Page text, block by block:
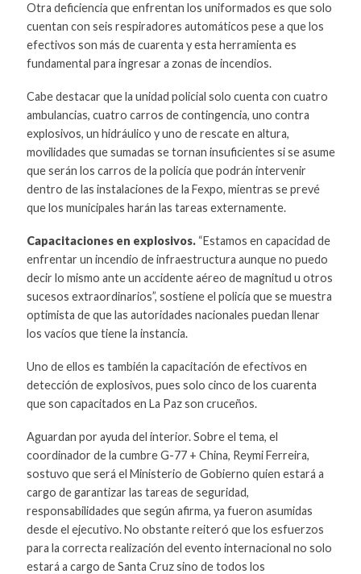
Otra deficiencia que enfrentan los uniformados es que solo
cuentan con seis respiradores automáticos pese a que los
efectivos son más de cuarenta y esta herramienta es
fundamental para ingresar a zonas de incendios.
Cabe destacar que la unidad policial solo cuenta con cuatro
ambulancias, cuatro carros de contingencia, uno contra
explosivos, un hidráulico y uno de rescate en altura,
movilidades que sumadas se tornan insuficientes si se asume
que serán los carros de la policía que podrán intervenir
dentro de las instalaciones de la Fexpo, mientras se prevé
que los municipales harán las tareas externamente.
Capacitaciones en explosivos.“Estamos en capacidad de
enfrentar un incendio de infraestructura aunque no puedo
decir lo mismo ante un accidente aéreo de magnitud u otros
sucesos extraordinarios”, sostiene el policía que se muestra
optimista de que las autoridades nacionales puedan llenar
los vacíos que tiene la instancia.
Uno de ellos es también la capacitación de efectivos en
detección de explosivos, pues solo cinco de los cuarenta
que son capacitados en La Paz son cruceños.
Aguardan por ayuda del interior. Sobre el tema, el
coordinador de la cumbre G-77 + China, Reymi Ferreira,
sostuvo que será el Ministerio de Gobierno quien estará a
cargo de garantizar las tareas de seguridad,
responsabilidades que según afirma, ya fueron asumidas
desde el ejecutivo. No obstante reiteró que los esfuerzos
para la correcta realización del evento internacional no solo
estará a cargo de Santa Cruz sino de todos los